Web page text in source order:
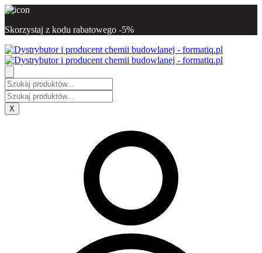
Skorzystaj z kodu rabatowego -5%
X